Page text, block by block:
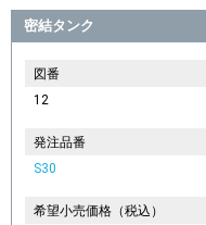
密結タンク
図番
12
発注品番
S30
希望小売価格（税込）